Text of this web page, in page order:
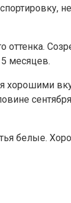
не
оттенка.
месяцев.
хорошими
белые.